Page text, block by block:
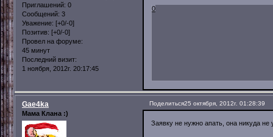
Приглашений: 0
Сообщений: 3
Уважение: [+0/-0]
Позитив: [+0/-0]
Провел на форуме:
45 минут
Последний визит:
1 ноября, 2012г. 20:17:45
0
Поделиться25 октября, 2012г. 01:28:39
Gae4ka
Мама Клана :)
Заявку не нужно апать, она никуда не